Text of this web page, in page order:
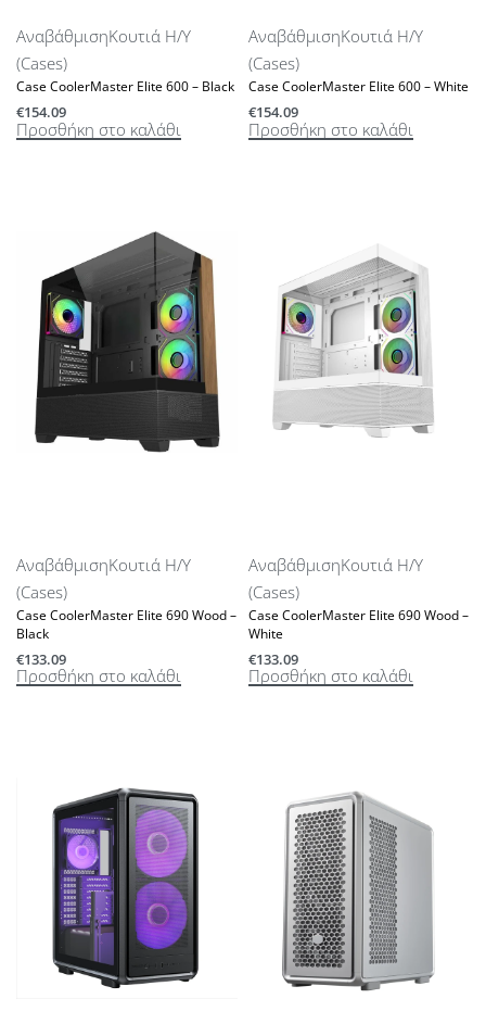
ΑναβάθμισηΚουτιά Η/Υ
(Cases)
Case CoolerMaster Elite 600 – Black
€154.09
Προσθήκη στο καλάθι
ΑναβάθμισηΚουτιά Η/Υ
(Cases)
Case CoolerMaster Elite 600 – White
€154.09
Προσθήκη στο καλάθι
ΑναβάθμισηΚουτιά Η/Υ
(Cases)
Case CoolerMaster Elite 690 Wood –
Black
€133.09
Προσθήκη στο καλάθι
ΑναβάθμισηΚουτιά Η/Υ
(Cases)
Case CoolerMaster Elite 690 Wood –
White
€133.09
Προσθήκη στο καλάθι